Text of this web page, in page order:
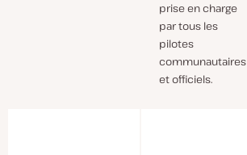
prise en charge
par tous les
pilotes
communautaires
et officiels.